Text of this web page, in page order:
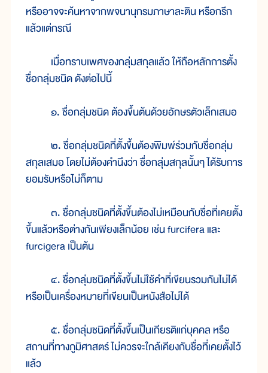
หรืออาจจะค้นหาจากพจนานุกรมภาษาละติน หรือกรีก
แล้วแต่กรณี
เมื่อทราบเพศของกลุ่มสกุลแล้ว ให้ถือหลักการตั้ง
ชื่อกลุ่มชนิด ดังต่อไปนี้
๑. ชื่อกลุ่มชนิด ต้องขึ้นต้นด้วยอักษรตัวเล็กเสมอ
๒. ชื่อกลุ่มชนิดที่ตั้งขึ้นต้องพิมพ์ร่วมกับชื่อกลุ่ม
สกุลเสมอ โดยไม่ต้องคำนึงว่า ชื่อกลุ่มสกุลนั้นๆ ได้รับการ
ยอมรับหรือไม่ก็ตาม
๓. ชื่อกลุ่มชนิดที่ตั้งขึ้นต้องไม่เหมือนกับชื่อที่เคยตั้ง
ขึ้นแล้วหรือต่างกันเพียงเล็กน้อย เช่น furcifera และ
furcigera เป็นต้น
๔. ชื่อกลุ่มชนิดที่ตั้งขึ้นไม่ใช้คำที่เขียนรวมกันไม่ได้
หรือเป็นเครื่องหมายที่เขียนเป็นหนังสือไม่ได้
๕. ชื่อกลุ่มชนิดที่ตั้งขึ้นเป็นเกียรติแก่บุคคล หรือ
สถานที่ทางภูมิศาสตร์ ไม่ควรจะใกล้เคียงกับชื่อที่เคยตั้งไว้
แล้ว